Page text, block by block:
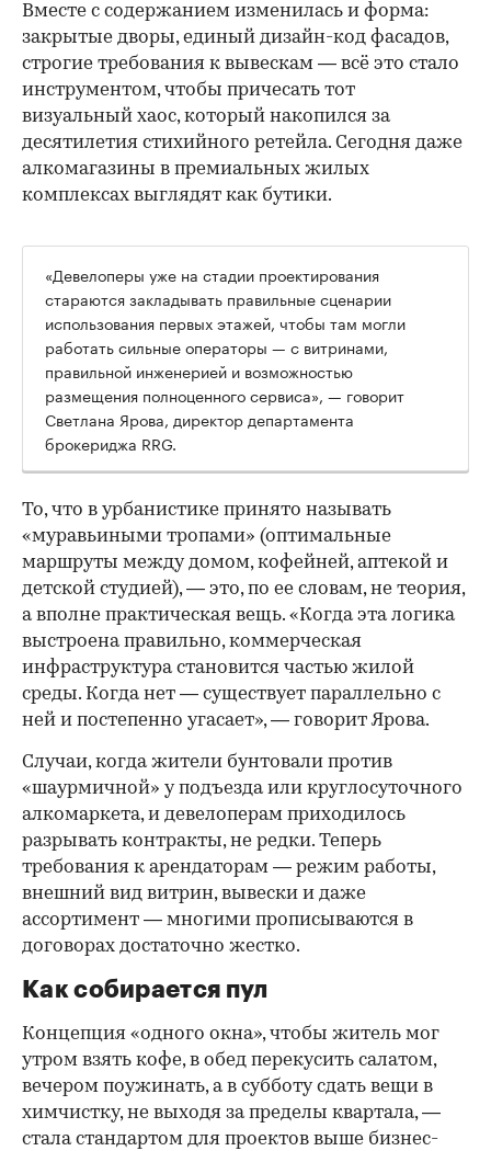
Вместе с содержанием изменилась и форма:
закрытые дворы, единый дизайн-код фасадов,
строгие требования к вывескам — всё это стало
инструментом, чтобы причесать тот
визуальный хаос, который накопился за
десятилетия стихийного ретейла. Сегодня даже
алкомагазины в премиальных жилых
комплексах выглядят как бутики.
00:00
«Девелоперы уже на стадии проектирования
стараются закладывать правильные сценарии
использования первых этажей, чтобы там могли
работать сильные операторы — с витринами,
правильной инженерией и возможностью
размещения полноценного сервиса», — говорит
Светлана Ярова, директор департамента
брокериджа RRG.
То, что в урбанистике принято называть
«муравьиными тропами» (оптимальные
маршруты между домом, кофейней, аптекой и
детской студией), — это, по ее словам, не теория,
а вполне практическая вещь. «Когда эта логика
выстроена правильно, коммерческая
инфраструктура становится частью жилой
среды. Когда нет — существует параллельно с
ней и постепенно угасает», — говорит Ярова.
Случаи, когда жители бунтовали против
«шаурмичной» у подъезда или круглосуточного
алкомаркета, и девелоперам приходилось
разрывать контракты, не редки. Теперь
требования к арендаторам — режим работы,
внешний вид витрин, вывески и даже
ассортимент — многими прописываются в
договорах достаточно жестко.
Как собирается пул
Концепция «одного окна», чтобы житель мог
утром взять кофе, в обед перекусить салатом,
вечером поужинать, а в субботу сдать вещи в
химчистку, не выходя за пределы квартала, —
стала стандартом для проектов выше бизнес-